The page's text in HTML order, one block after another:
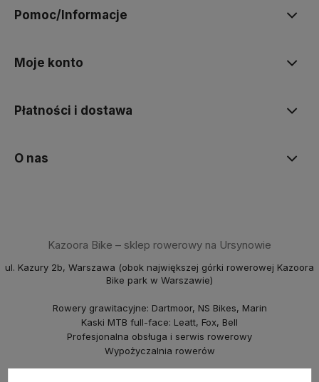
Pomoc/Informacje
Moje konto
Płatności i dostawa
O nas
Kazoora Bike – sklep rowerowy na Ursynowie
ul. Kazury 2b, Warszawa (obok największej górki rowerowej Kazoora
Bike park w Warszawie)
Rowery grawitacyjne: Dartmoor, NS Bikes, Marin
Kaski MTB full-face: Leatt, Fox, Bell
Profesjonalna obsługa i serwis rowerowy
Wypożyczalnia rowerów
piBike – sklep rowerowy na Młocinach